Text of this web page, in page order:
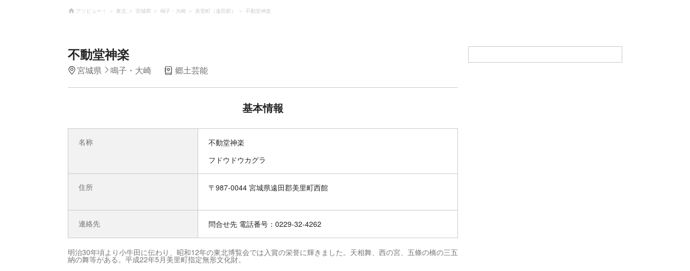
アソビュー！ 東北 宮城県 鳴子・大崎 美里町（遠田郡） 不動堂神楽
不動堂神楽
宮城県 鳴子・大崎 郷土芸能
基本情報
名称
不動堂神楽
フドウドウカグラ
住所 〒987-0044 宮城県遠田郡美里町西館
連絡先 問合せ先 電話番号：0229-32-4262
明治30年頃より小牛田に伝わり、昭和12年の東北博覧会では入賞の栄誉に輝きました。天相舞、西の宮、五條の橋の三五
納の舞等がある。平成22年5月美里町指定無形文化財。